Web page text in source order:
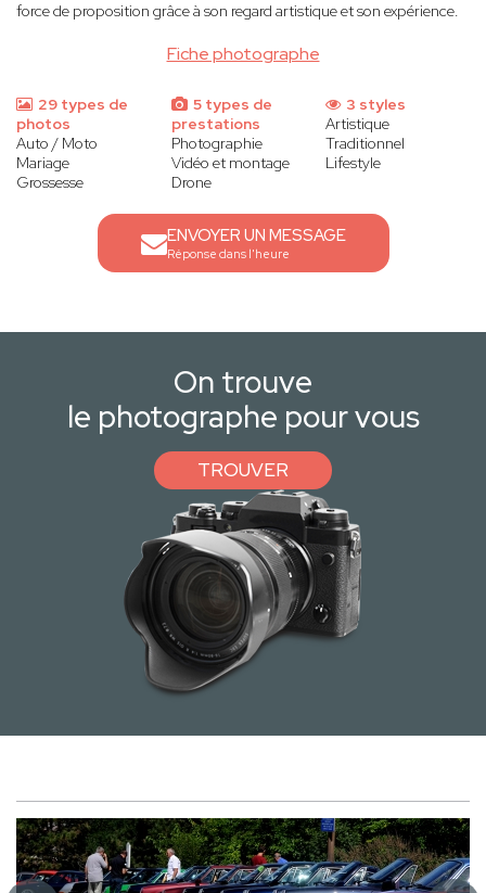
Fiche photographe
force de proposition grâce à son regard artistique et son expérience.
29 types de
photos
Auto / Moto
Mariage
Grossesse
5 types de
prestations
Photographie
Vidéo et montage
Drone
3 styles
Artistique
Traditionnel
Lifestyle
ENVOYER UN MESSAGE
Réponse dans l'heure
On trouve
le photographe pour vous
TROUVER